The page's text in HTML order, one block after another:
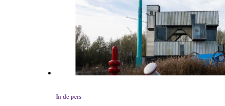
In de pers